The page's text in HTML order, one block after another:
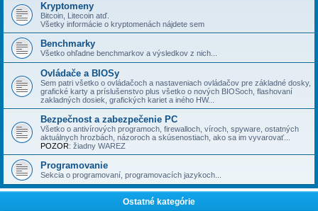
Kryptomeny
Bitcoin, Litecoin atď.
Všetky informácie o kryptomenách nájdete sem
Benchmarky
Všetko ohľadne benchmarkov a výsledkov z nich...
Ovládače a BIOSy
Sem patri všetko o ovládačoch a nastaveniach ovládačov pre základné dosky,
grafické karty a príslušenstvo plus všetko o nových BIOSoch, flashovaní
zakladných dosiek, grafických kariet a iného HW...
Bezpečnost a zabezpečenie PC
Všetko o antivírových programoch, firewalloch, víroch, spyware, ostatných
aktuálnych hrozbách, názoroch a skúsenostiach, ako sa im vyvarovať...
POZOR: žiadny WAREZ
Programovanie
Sekcia o programovaní, programovacích jazykoch...
Ostatné kategórie